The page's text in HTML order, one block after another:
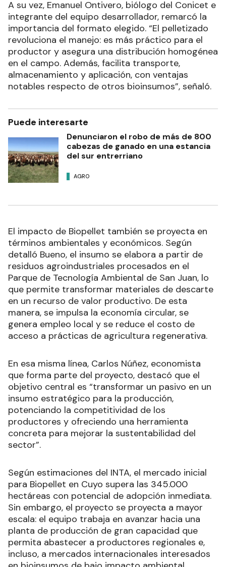
A su vez, Emanuel Ontivero, biólogo del Conicet e
integrante del equipo desarrollador, remarcó la
importancia del formato elegido. “El pelletizado
revoluciona el manejo: es más práctico para el
productor y asegura una distribución homogénea
en el campo. Además, facilita transporte,
almacenamiento y aplicación, con ventajas
notables respecto de otros bioinsumos”, señaló.
Puede interesarte
Denunciaron el robo de más de 800
cabezas de ganado en una estancia
del sur entrerriano
AGRO
El impacto de Biopellet también se proyecta en
términos ambientales y económicos. Según
detalló Bueno, el insumo se elabora a partir de
residuos agroindustriales procesados en el
Parque de Tecnología Ambiental de San Juan, lo
que permite transformar materiales de descarte
en un recurso de valor productivo. De esta
manera, se impulsa la economía circular, se
genera empleo local y se reduce el costo de
acceso a prácticas de agricultura regenerativa.
En esa misma línea, Carlos Núñez, economista
que forma parte del proyecto, destacó que el
objetivo central es “transformar un pasivo en un
insumo estratégico para la producción,
potenciando la competitividad de los
productores y ofreciendo una herramienta
concreta para mejorar la sustentabilidad del
sector”.
Según estimaciones del INTA, el mercado inicial
para Biopellet en Cuyo supera las 345.000
hectáreas con potencial de adopción inmediata.
Sin embargo, el proyecto se proyecta a mayor
escala: el equipo trabaja en avanzar hacia una
planta de producción de gran capacidad que
permita abastecer a productores regionales e,
incluso, a mercados internacionales interesados